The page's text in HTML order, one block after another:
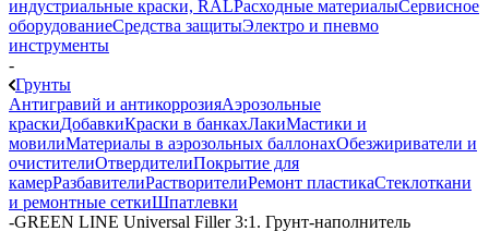
индустриальные краски, RALРасходные материалыСервисное
оборудованиеСредства защитыЭлектро и пневмо
инструменты
-
Грунты
Антигравий и антикоррозияАэрозольные
краскиДобавкиКраски в банкахЛакиМастики и
мовилиМатериалы в аэрозольных баллонахОбезжириватели и
очистителиОтвердителиПокрытие для
камерРазбавителиРастворителиРемонт пластикаСтеклоткани
и ремонтные сеткиШпатлевки
-GREEN LINE Universal Filler 3:1. Грунт-наполнитель